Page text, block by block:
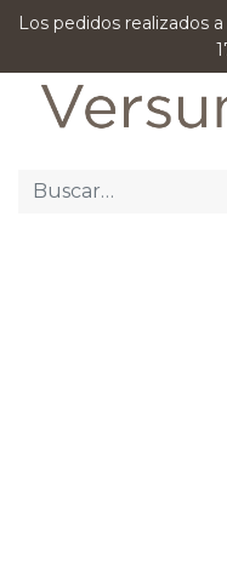
Los pedidos realizados